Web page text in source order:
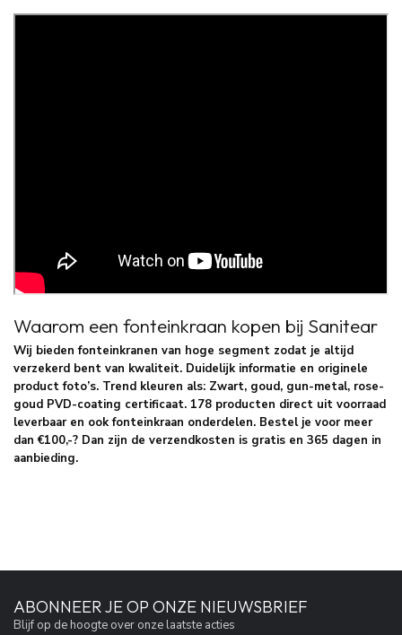
Waarom een fonteinkraan kopen bij Sanitear
Wij bieden fonteinkranen van hoge segment zodat je altijd
verzekerd bent van kwaliteit. Duidelijk informatie en originele
product foto’s. Trend kleuren als: Zwart, goud, gun-metal, rose-
goud PVD-coating certificaat. 178 producten direct uit voorraad
leverbaar en ook fonteinkraan onderdelen. Bestel je voor meer
dan €100,-? Dan zijn de verzendkosten is gratis en 365 dagen in
aanbieding.
ABONNEER JE OP ONZE NIEUWSBRIEF
Blijf op de hoogte over onze laatste acties